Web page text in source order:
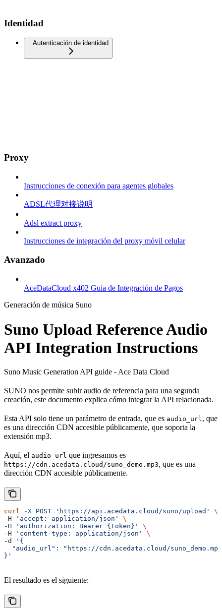
Identidad
Autenticación de identidad
Proxy
Instrucciones de conexión para agentes globales
ADSL代理对接说明
Adsl extract proxy
Instrucciones de integración del proxy móvil celular
Avanzado
AceDataCloud x402 Guía de Integración de Pagos
Generación de música Suno
Suno Upload Reference Audio
API Integration Instructions
Suno Music Generation API guide - Ace Data Cloud
SUNO nos permite subir audio de referencia para una segunda
creación, este documento explica cómo integrar la API relacionada.
Esta API solo tiene un parámetro de entrada, que es audio_url, que
es una dirección CDN accesible públicamente, que soporta la
extensión mp3.
Aquí, el audio_url que ingresamos es
https://cdn.acedata.cloud/suno_demo.mp3, que es una
dirección CDN accesible públicamente.
curl -X POST 'https://api.acedata.cloud/suno/upload'
\
-H
'accept: application/json'
\
-H
'authorization: Bearer {token}'
\
-H
'content-type: application/json'
\
-d
'{
"audio_url": "https://cdn.acedata.cloud/
}'
El resultado es el siguiente: